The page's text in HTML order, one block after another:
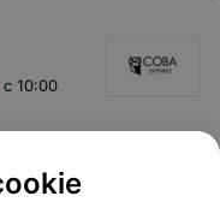
с 10:00